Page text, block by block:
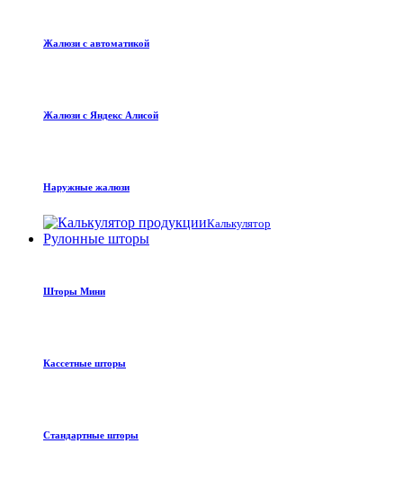
Жалюзи с автоматикой
Жалюзи с Яндекс Алисой
Наружные жалюзи
Калькулятор
Рулонные шторы
Шторы Мини
Кассетные шторы
Стандартные шторы